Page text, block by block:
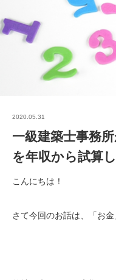
2020.05.31
一級建築士事務
を年収から試算
こんにちは！
さて今回のお話は、「お金